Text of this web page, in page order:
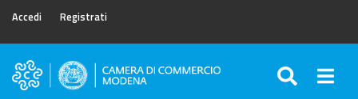
Accedi Registrati
Camera